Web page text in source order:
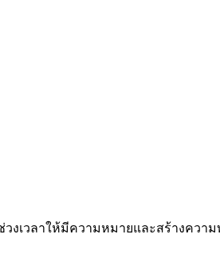
เวลาให้มีความหมายและสร้างควา